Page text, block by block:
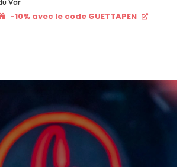
Var
-10% avec le code GUETTAPEN